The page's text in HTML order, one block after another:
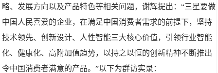
略、发展方向以及产品特色等相关问题，谢辉提出：“三星要做
中国人民喜爱的企业，在满足中国消费者需求的前提下，坚持
技术领先、创新设计、人性智能三大核心价值，引领行业智能
化、健康化、高附加值趋势，以持之以恒的创新精神不断推出
令中国消费者满意的产品。”以下为群访实录：